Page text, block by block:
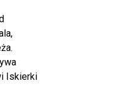
Iskierki